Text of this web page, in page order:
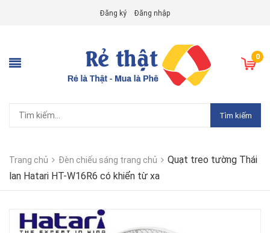
Đăng ký Đăng nhập
0
Tìm kiếm
Trang chủ Đèn chiếu sáng trang chủ
Quạt treo tường Thái
lan Hatari HT-W16R6 có khiển từ xa